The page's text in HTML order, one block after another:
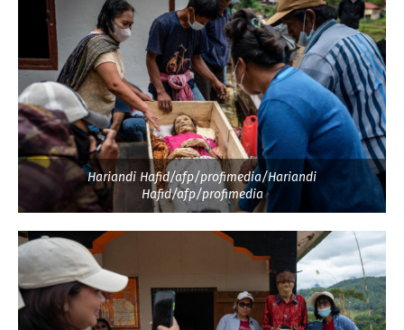
Hariandi Hafid/afp/profimedia/Hariandi
Hafid/afp/profimedia